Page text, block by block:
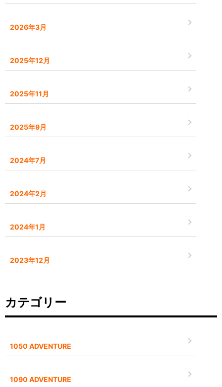
2026年3月
2025年12月
2025年11月
2025年9月
2024年7月
2024年2月
2024年1月
2023年12月
カテゴリー
1050 ADVENTURE
1090 ADVENTURE